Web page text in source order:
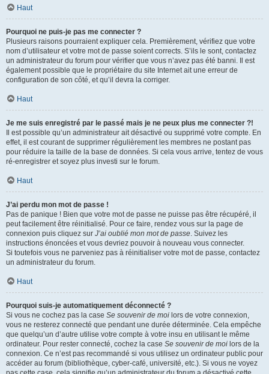
Haut
Pourquoi ne puis-je pas me connecter ?
Plusieurs raisons pourraient expliquer cela. Premièrement, vérifiez que votre
nom d’utilisateur et votre mot de passe soient corrects. S’ils le sont, contactez
un administrateur du forum pour vérifier que vous n’avez pas été banni. Il est
également possible que le propriétaire du site Internet ait une erreur de
configuration de son côté, et qu’il devra la corriger.
Haut
Je me suis enregistré par le passé mais je ne peux plus me connecter ?!
Il est possible qu’un administrateur ait désactivé ou supprimé votre compte. En
effet, il est courant de supprimer régulièrement les membres ne postant pas
pour réduire la taille de la base de données. Si cela vous arrive, tentez de vous
ré-enregistrer et soyez plus investi sur le forum.
Haut
J’ai perdu mon mot de passe !
Pas de panique ! Bien que votre mot de passe ne puisse pas être récupéré, il
peut facilement être réinitialisé. Pour ce faire, rendez vous sur la page de
connexion puis cliquez sur J’ai oublié mon mot de passe. Suivez les
instructions énoncées et vous devriez pouvoir à nouveau vous connecter.
Si toutefois vous ne parveniez pas à réinitialiser votre mot de passe, contactez
un administrateur du forum.
Haut
Pourquoi suis-je automatiquement déconnecté ?
Si vous ne cochez pas la case Se souvenir de moi lors de votre connexion,
vous ne resterez connecté que pendant une durée déterminée. Cela empêche
que quelqu’un d’autre utilise votre compte à votre insu en utilisant le même
ordinateur. Pour rester connecté, cochez la case Se souvenir de moi lors de la
connexion. Ce n’est pas recommandé si vous utilisez un ordinateur public pour
accéder au forum (bibliothèque, cyber-café, université, etc.). Si vous ne voyez